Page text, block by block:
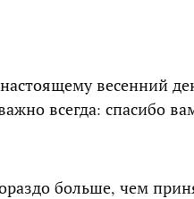
весенний
всегда: спасибо
больше, чем